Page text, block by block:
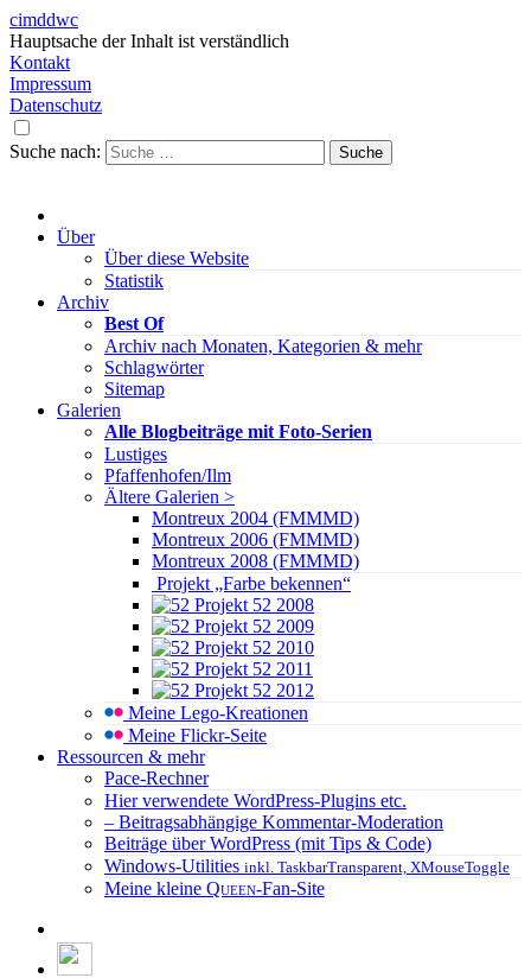
cimddwc
Hauptsache der Inhalt ist verständlich
Kontakt
Impressum
Datenschutz
Suche nach:
Über
Über diese Website
Statistik
Archiv
Best Of
Archiv nach Monaten, Kategorien & mehr
Schlagwörter
Sitemap
Galerien
Alle Blogbeiträge mit Foto-Serien
Lustiges
Pfaffenhofen/Ilm
Ältere Galerien >
Montreux 2004 (FMMMD)
Montreux 2006 (FMMMD)
Montreux 2008 (FMMMD)
Projekt „Farbe bekennen“
Projekt 52 2008
Projekt 52 2009
Projekt 52 2010
Projekt 52 2011
Projekt 52 2012
Meine Lego-Kreationen
Meine Flickr-Seite
Ressourcen & mehr
Pace-Rechner
Hier verwendete WordPress-Plugins etc.
– Beitragsabhängige Kommentar-Moderation
Beiträge über WordPress (mit Tips & Code)
Windows-Utilities inkl. TaskbarTransparent, XMouseToggle
Meine kleine Queen-Fan-Site